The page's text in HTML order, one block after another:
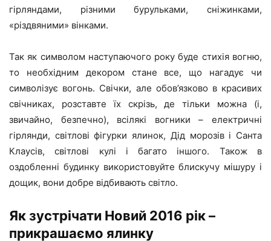
гірляндами, різними бурульками, сніжинками,
«різдвяними» вінками.
Так як символом наступаючого року буде стихія вогню,
то необхідним декором стане все, що нагадує чи
символізує вогонь. Свічки, але обов’язково в красивих
свічниках, розставте їх скрізь, де тільки можна (і,
звичайно, безпечно), всілякі вогники – електричні
гірлянди, світлові фігурки ялинок, Дід морозів і Санта
Клаусів, світлові кулі і багато іншого. Також в
оздобленні будинку використовуйте блискучу мішуру і
дощик, вони добре відбивають світло.
Як зустрічати Новий 2016 рік –
прикрашаємо ялинку